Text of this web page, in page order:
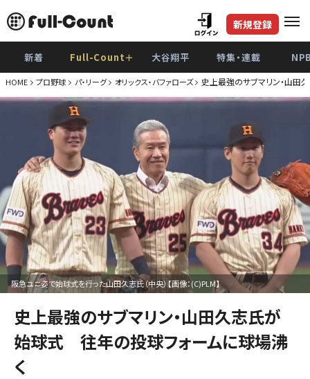
新規登録
新着 Full-Count＋ 大谷翔平 特集・連載
HOME プロ野球 パ・リーグ オリックス・バファローズ 史上最強のサブマリン・山
阪急ユニ姿で始球式を行った山田久志氏（中央）【画像：(C)PLM】
史上最強のサブマリン・山田久志氏が
始球式 往年の投球フォームに球場沸
く